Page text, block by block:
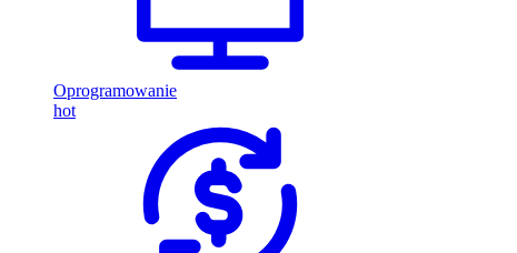
Oprogramowanie
hot